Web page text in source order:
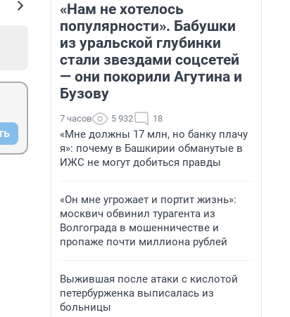
«Нам не хотелось
популярности». Бабушки
из уральской глубинки
стали звездами соцсетей
— они покорили Агутина и
Бузову
7 часов 5 932 18
«Мне должны 17 млн, но банку плачу
я»: почему в Башкирии обманутые в
ИЖС не могут добиться правды
«Он мне угрожает и портит жизнь»:
москвич обвинил турагента из
Волгограда в мошенничестве и
пропаже почти миллиона рублей
Выжившая после атаки с кислотой
петербурженка выписалась из
больницы